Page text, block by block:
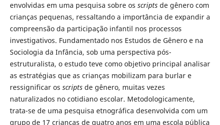
envolvidas em uma pesquisa sobre os scriptsde gênero com
crianças pequenas, ressaltando a importância de expandir a
compreensão da participação infantil nos processos
investigativos. Fundamentado nos Estudos de Gênero e na
Sociologia da Infância, sob uma perspectiva pós-
estruturalista, o estudo teve como objetivo principal analisar
as estratégias que as crianças mobilizam para burlar e
ressignificar os scriptsde gênero, muitas vezes
naturalizados no cotidiano escolar. Metodologicamente,
trata-se de uma pesquisa etnográfica desenvolvida com um
grupo de 17 crianças de quatro anos em uma escola pública